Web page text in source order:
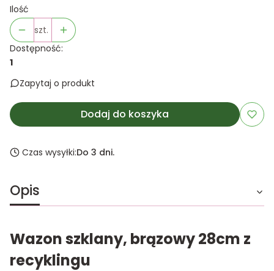
Ilość
szt.
Dostępność:
1
Zapytaj o produkt
Dodaj do koszyka
Czas wysyłki:Do 3 dni.
Opis
Wazon szklany, brązowy 28cm z
recyklingu